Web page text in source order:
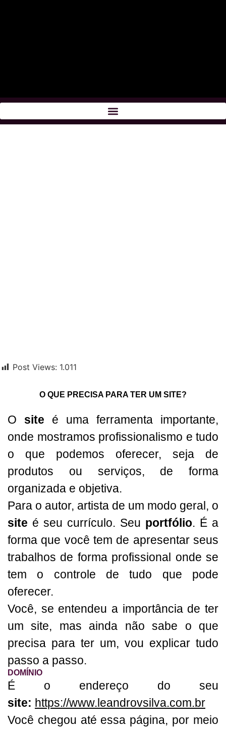
Post Views: 1.011
O QUE PRECISA PARA TER UM SITE?
O site é uma ferramenta importante,
onde mostramos profissionalismo e tudo
o que podemos oferecer, seja de
produtos ou serviços, de forma
organizada e objetiva.
Para o autor, artista de um modo geral, o
site é seu currículo. Seu portfólio. É a
forma que você tem de apresentar seus
trabalhos de forma profissional onde se
tem o controle de tudo que pode
oferecer.
Você, se entendeu a importância de ter
um site, mas ainda não sabe o que
precisa para ter um, vou explicar tudo
passo a passo.
DOMÍNIO
É o endereço do seu
site: https://www.leandrovsilva.com.br
Você chegou até essa página, por meio